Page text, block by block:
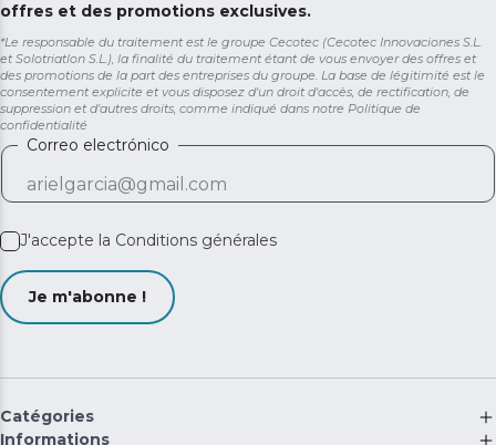
offres et des promotions exclusives.
*Le responsable du traitement est le groupe Cecotec (Cecotec Innovaciones S.L.
et Solotriatlon S.L.), la finalité du traitement étant de vous envoyer des offres et
des promotions de la part des entreprises du groupe. La base de légitimité est le
consentement explicite et vous disposez d'un droit d'accès, de rectification, de
suppression et d'autres droits, comme indiqué dans notre Politique de
confidentialité
Correo electrónico
J'accepte la Conditions générales
Je m'abonne !
Catégories
Informations